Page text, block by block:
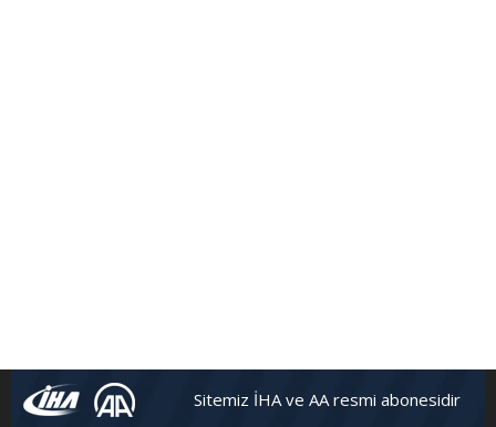
Sitemiz İHA ve AA resmi abonesidir